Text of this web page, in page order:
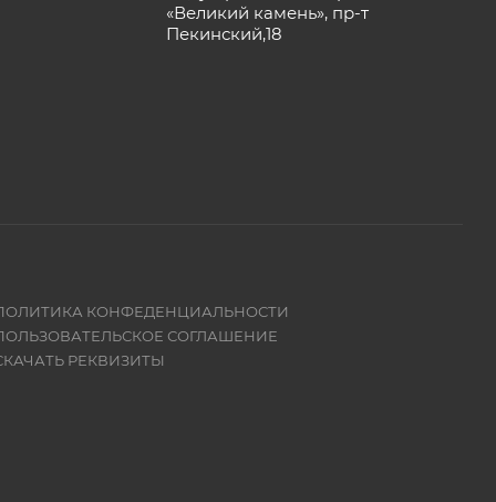
«Великий камень», пр-т
Пекинский,18
КОНФЕДЕНЦИАЛЬНОСТИ
СОГЛАШЕНИЕ
РЕКВИЗИТЫ